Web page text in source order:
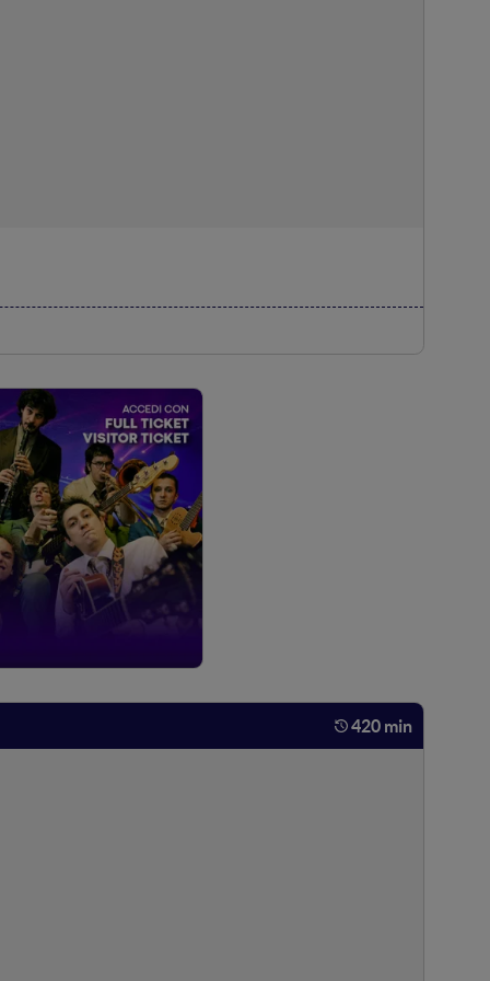
del Museo di Informatica di Pennabilli, nel 35°
valvole e transistor fino ai microprocessori, dai
420 min